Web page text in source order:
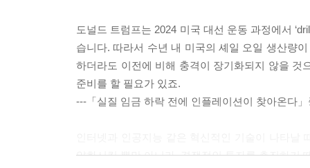
도널드 트럼프는 2024 미국 대선 운동 과정에서
습니다. 따라서 수년 내 미국의 셰일 오일 생산량
하더라도 이전에 비해 충격이 장기화되지 않을 것
준비를 할 필요가 있죠.
---「실질 임금 하락 전에 인플레이션이 찾아온다
약화시킬 뿐만 아니라, 경쟁적인 투자를 촉진하기